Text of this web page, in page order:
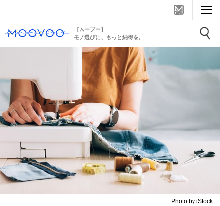
［ムーブー］
モノ選びに、もっと納得を。
Photo by iStock